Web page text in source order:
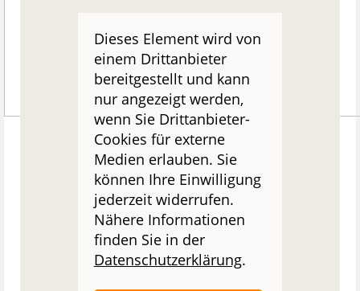
Dieses Element wird von
einem Drittanbieter
bereitgestellt und kann
nur angezeigt werden,
wenn Sie Drittanbieter-
Cookies für externe
Medien erlauben. Sie
können Ihre Einwilligung
jederzeit widerrufen.
Nähere Informationen
finden Sie in der
Datenschutzerklärung.